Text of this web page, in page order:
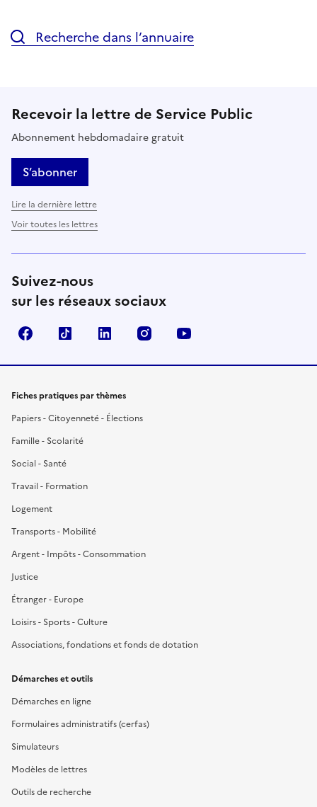
Recherche dans l’annuaire
Recevoir la lettre de Service Public
Abonnement hebdomadaire gratuit
S’abonner
Lire la dernière lettre
Voir toutes les lettres
Suivez-nous
sur les réseaux sociaux
FacebookTikTok LinkedIn Instagram
Fiches pratiques par thèmes
Papiers - Citoyenneté - Élections
Famille - Scolarité
Social - Santé
Travail - Formation
Logement
Transports - Mobilité
Argent - Impôts - Consommation
Justice
Étranger - Europe
Loisirs - Sports - Culture
Associations, fondations et fonds de dotation
Démarches et outils
Démarches en ligne
Formulaires administratifs (cerfas)
Simulateurs
Modèles de lettres
Outils de recherche